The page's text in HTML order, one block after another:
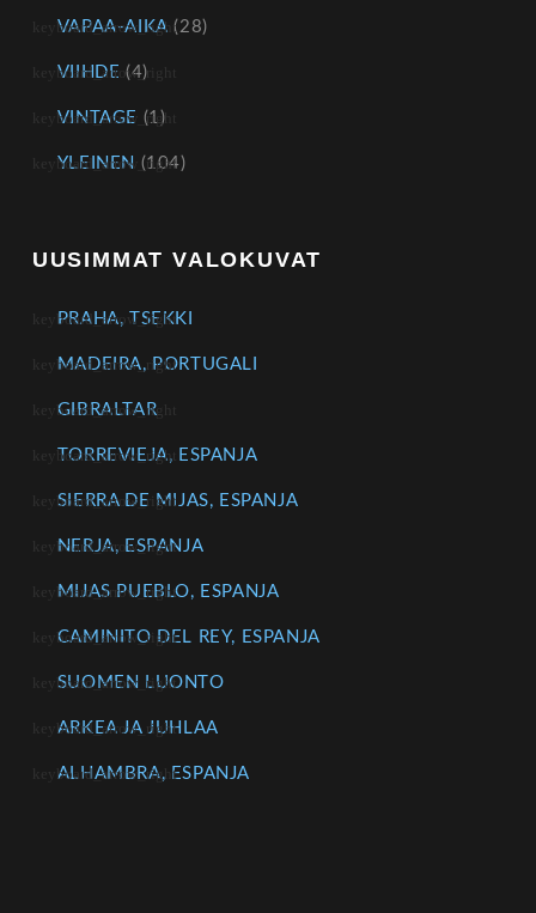
VAPAA-AIKA (28)
VIIHDE (4)
VINTAGE (1)
YLEINEN (104)
UUSIMMAT VALOKUVAT
PRAHA, TSEKKI
MADEIRA, PORTUGALI
GIBRALTAR
TORREVIEJA, ESPANJA
SIERRA DE MIJAS, ESPANJA
NERJA, ESPANJA
MIJAS PUEBLO, ESPANJA
CAMINITO DEL REY, ESPANJA
SUOMEN LUONTO
ARKEA JA JUHLAA
ALHAMBRA, ESPANJA